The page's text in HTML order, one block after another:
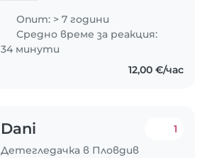
organized, and love creating a
safe, fun, and caring
environment...
Опит: > 7 години
Средно време за реакция:
34 минути
12,00 €/час
Dani
Детегледачка в Пловдив
1